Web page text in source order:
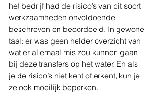
het bedrijf had de risico’s van dit soort
werkzaamheden onvoldoende
beschreven en beoordeeld. In gewone
taal: er was geen helder overzicht van
wat er allemaal mis zou kunnen gaan
bij deze transfers op het water. En als
je de risico’s niet kent of erkent, kun je
ze ook moeilijk beperken.